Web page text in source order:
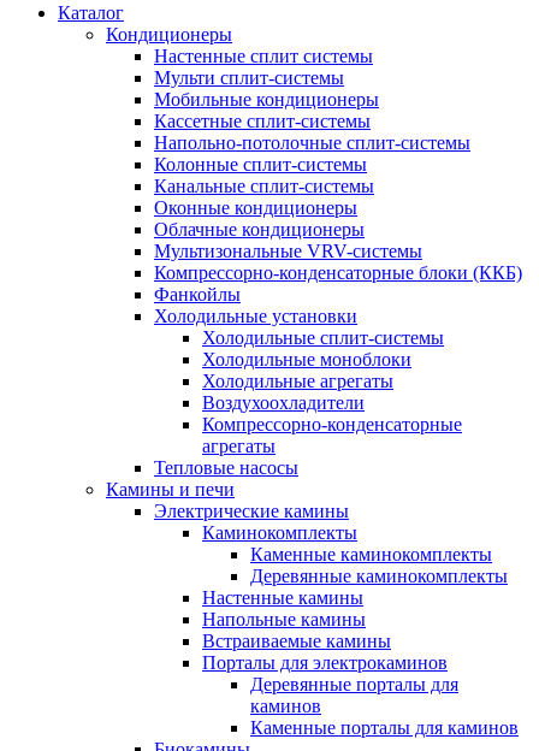
Каталог
Кондиционеры
Настенные сплит системы
Мульти сплит-системы
Мобильные кондиционеры
Кассетные сплит-системы
Напольно-потолочные сплит-системы
Колонные сплит-системы
Канальные сплит-системы
Оконные кондиционеры
Облачные кондиционеры
Мультизональные VRV-системы
Компрессорно-конденсаторные блоки (ККБ)
Фанкойлы
Холодильные установки
Холодильные сплит-системы
Холодильные моноблоки
Холодильные агрегаты
Воздухоохладители
Компрессорно-конденсаторные
агрегаты
Тепловые насосы
Камины и печи
Электрические камины
Каминокомплекты
Каменные каминокомплекты
Деревянные каминокомплекты
Настенные камины
Напольные камины
Встраиваемые камины
Порталы для электрокаминов
Деревянные порталы для
каминов
Каменные порталы для каминов